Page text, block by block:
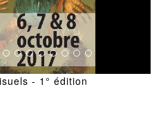
- 1° édition